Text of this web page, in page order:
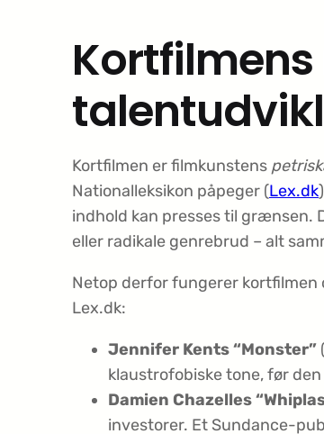
Kortfilmen er filmkunstens
Nationalleksikon påpeger (Lex.dk
indhold kan presses til grænsen.
eller radikale genre­brud – alt
Netop derfor fungerer kortfilmen
Lex.dk:
Jennifer Kents “Monster”
klaustrofobiske tone, før
Damien Chazelles
investorer. Et Sundance-